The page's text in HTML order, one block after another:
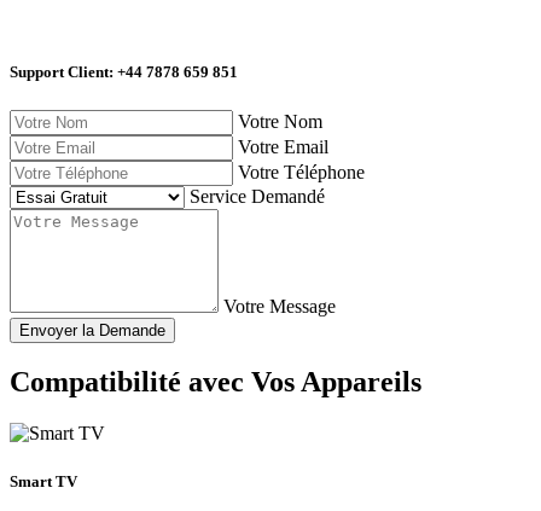
Support Client: +44 7878 659 851
Votre Nom
Votre Email
Votre Téléphone
Service Demandé
Votre Message
Envoyer la Demande
Compatibilité avec Vos Appareils
Smart TV